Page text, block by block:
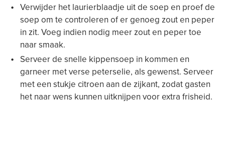
Verwijder het laurierblaadje uit de soep en proef de
soep om te controleren of er genoeg zout en peper
in zit. Voeg indien nodig meer zout en peper toe
naar smaak.
Serveer de snelle kippensoep in kommen en
garneer met verse peterselie, als gewenst. Serveer
met een stukje citroen aan de zijkant, zodat gasten
het naar wens kunnen uitknijpen voor extra frisheid.